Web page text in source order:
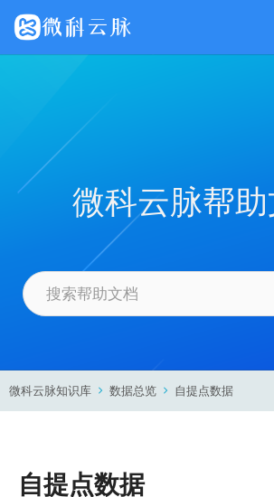
微科云脉帮
微科云脉知识库 数据总览 自提点数据
自提点数据